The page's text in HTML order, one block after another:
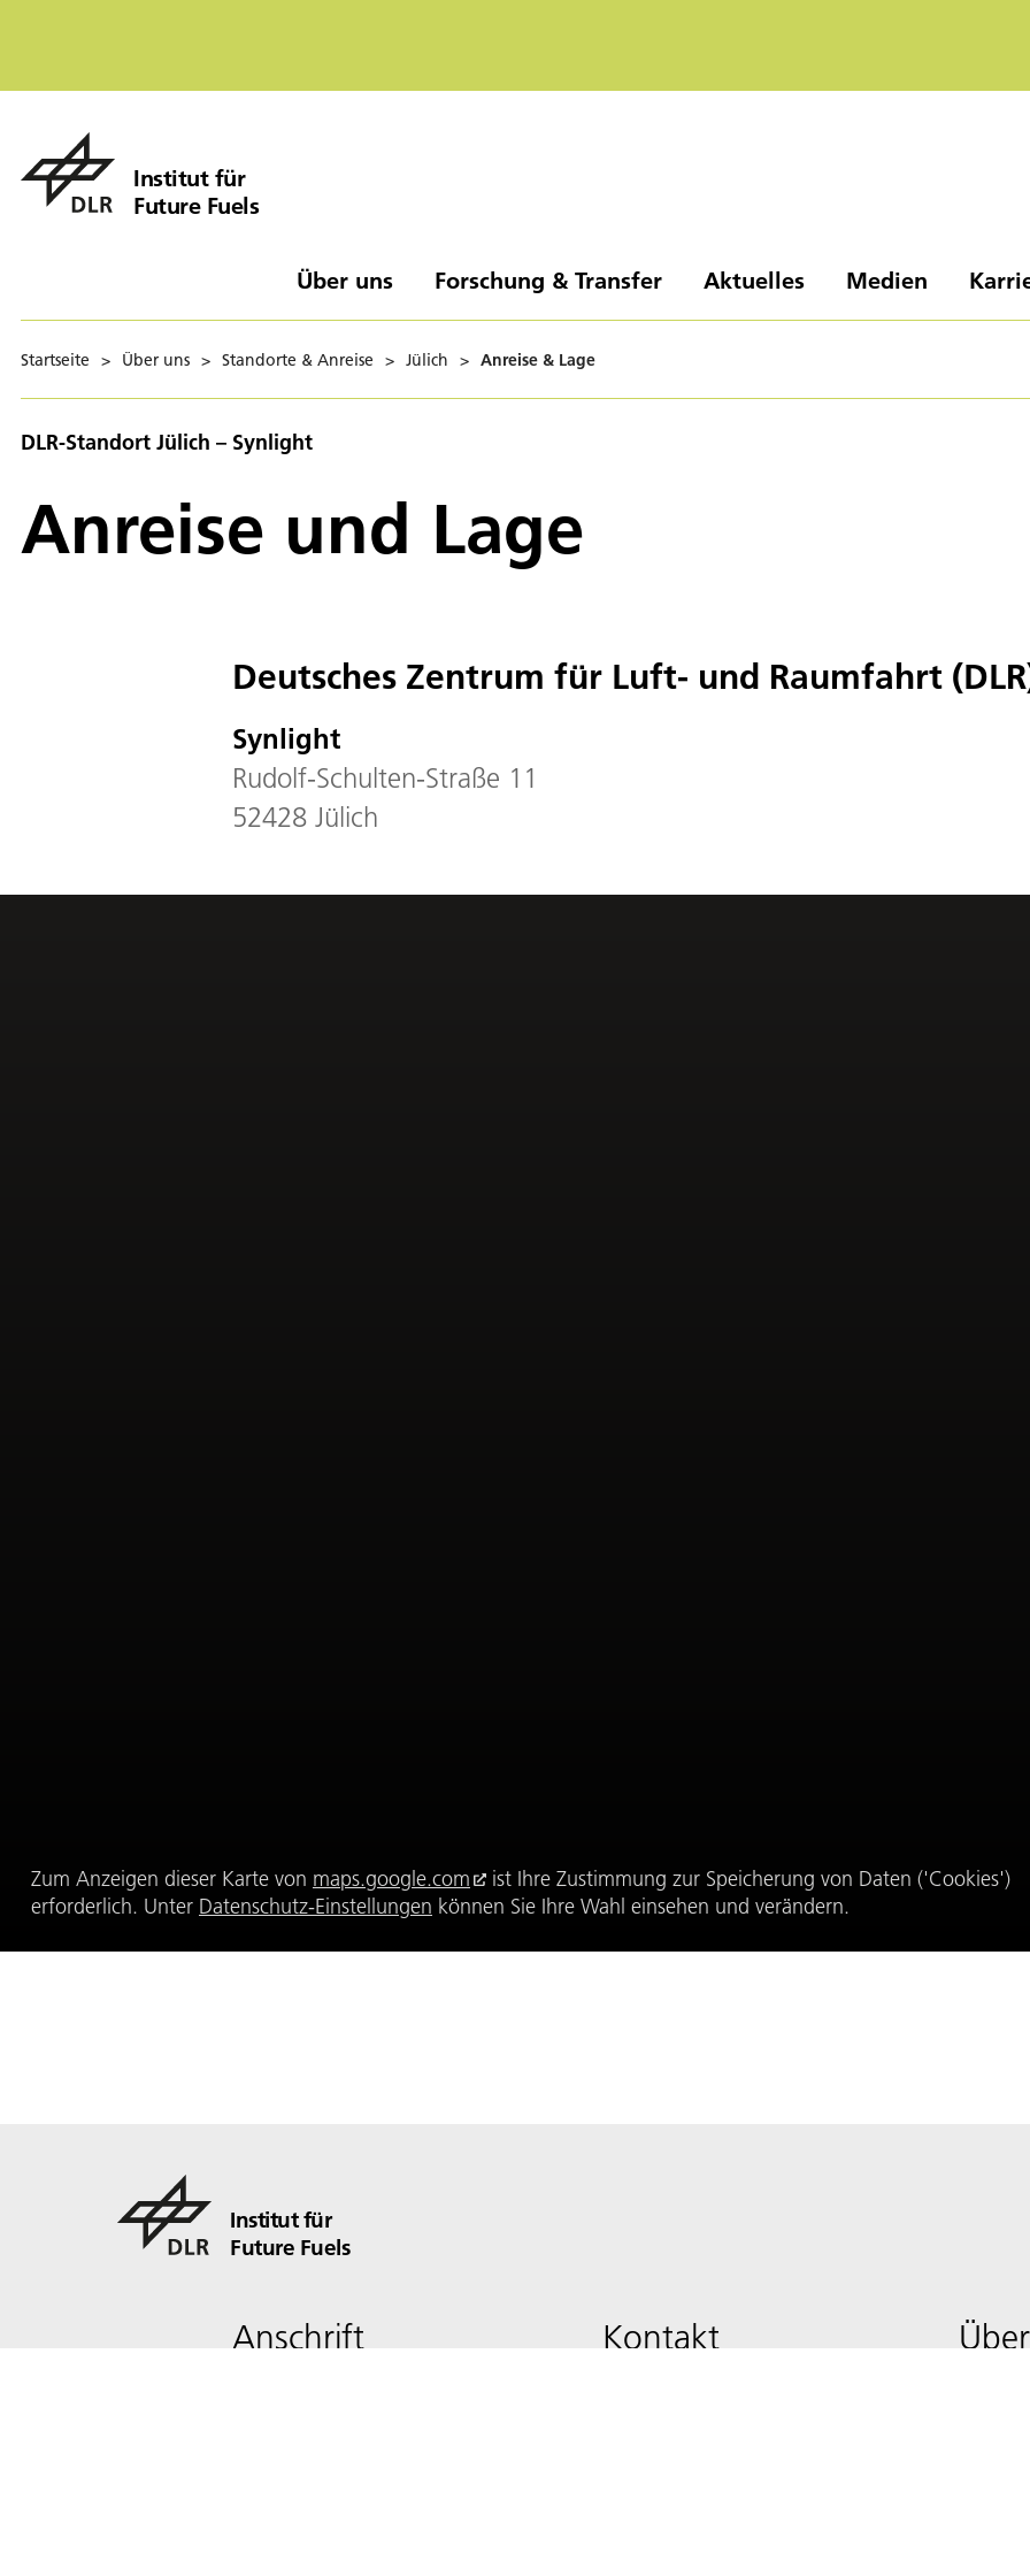
Institut für
Future Fuels
Über uns Forschung & Transfer Aktuelles Medien
Startseite > Über uns > Standorte & Anreise > Jülich > Anreise & Lage
DLR-Standort Jülich – Synlight
Anreise und Lage
Deutsches Zentrum für Luft- und Raumfahrt
Synlight
Rudolf-Schulten-Straße 11
52428 Jülich
Zum Anzeigen dieser Karte von maps.google.com
ist Ihre Zustimmung zur Speicherung von Daten ('Cookies')
erforderlich. Unter Datenschutz-Einstellungen können Sie Ihre Wahl einsehen und verändern.
Institut für
Future Fuels
Anschrift Kontakt